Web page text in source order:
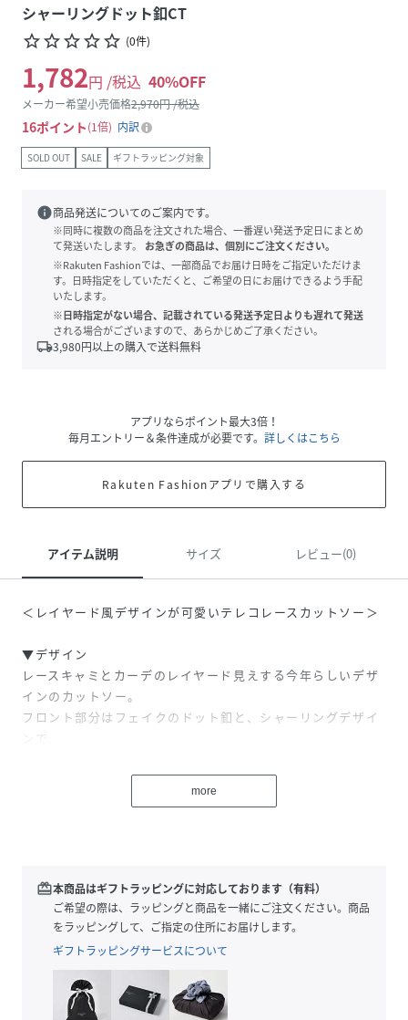
シャーリングドット釦CT
star_borderstar_borderstar_borderstar_borderstar_border (0件)
1,782円 /税込 40%OFF
メーカー希望小売価格2,970円 /税込
16ポイント 1倍 内訳
SOLD OUT SALE ギフトラッピング対象
info商品発送についてのご案内です。
※同時に複数の商品を注文された場合、一番遅い発送予定日にまとめ
て発送いたします。
お急ぎの商品は、個別にご注文ください。
※Rakuten Fashionでは、一部商品でお届け日時をご指定いただけま
す。日時指定をしていただくと、ご希望の日にお届けできるよう手配
いたします。
※日時指定がない場合、記載されている発送予定日よりも遅れて発送
される場合がございますので、あらかじめご了承ください。
local_shipping3,980円以上の購入で送料無料
アプリならポイント最大3倍！
毎月エントリー＆条件達成が必要です。 詳しくはこちら
Rakuten Fashionアプリで購入する
アイテム説明 サイズ レビュー(0)
＜レイヤード風デザインが可愛いテレコレースカットソー＞
▼デザイン
レースキャミとカーデのレイヤード見えする今年らしいデザ
インのカットソー。
フロント部分はフェイクのドット釦と、シャーリングデザイ
ンで、
シンプルなデザインで、どんなボトムにも合わせやすい♪
合わせればバレエコアな雰囲気に♪
------------------------------
生地感：普通
伸縮性：ある
透け感：なし
裏地：なし
more
redeem本商品はギフトラッピングに対応しております（有料）
ご希望の際は、ラッピングと商品を一緒にご注文ください。商品
をラッピングして、ご指定の住所にお届けします。
ギフトラッピングサービスについて